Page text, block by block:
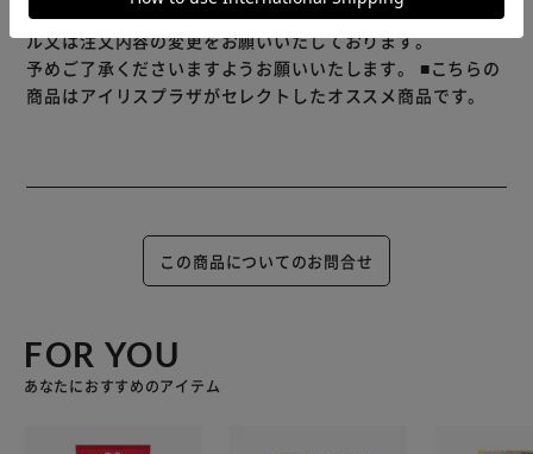
また、商品がメーカーにて完売となっていた場合、キャンセ
ル又は注文内容の変更をお願いいたしております。
予めご了承くださいますようお願いいたします。 ■こちらの
商品はアイリスプラザがセレクトしたオススメ商品です。
この商品についてのお問合せ
FOR YOU
あなたにおすすめのアイテム